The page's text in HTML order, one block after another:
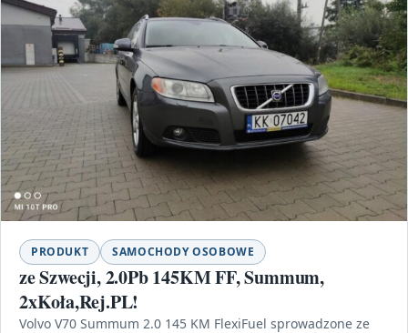
PRODUKT SAMOCHODY OSOBOWE
ze Szwecji, 2.0Pb 145KM FF, Summum,
2xKoła,Rej.PL!
Volvo V70 Summum 2.0 145 KM FlexiFuel sprowadzone ze